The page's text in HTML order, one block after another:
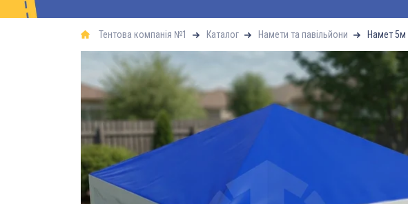
Тентова компанія №1 Каталог Намети та павільйони Намет 5м